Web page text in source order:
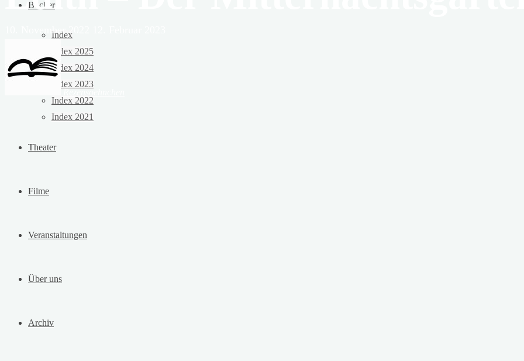
Bücher
Index
Index 2025
Index 2024
Index 2023
Index 2022
Index 2021
Theater
Filme
Veranstaltungen
Über uns
Archiv
10. November 2022